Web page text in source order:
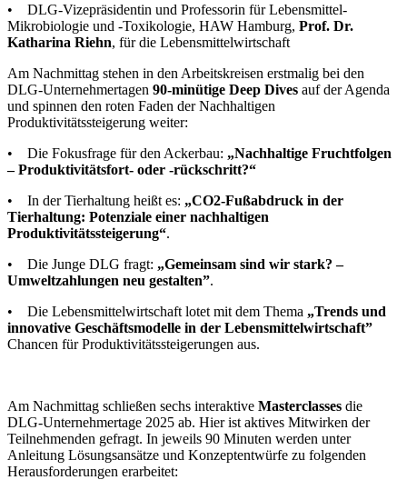
• DLG-Vizepräsidentin und Professorin für Lebensmittel-
Mikrobiologie und -Toxikologie, HAW Hamburg, Prof. Dr.
Katharina Riehn, für die Lebensmittelwirtschaft
Am Nachmittag stehen in den Arbeitskreisen erstmalig bei den
DLG-Unternehmertagen 90-minütige Deep Dives auf der Agenda
und spinnen den roten Faden der Nachhaltigen
Produktivitätssteigerung weiter:
• Die Fokusfrage für den Ackerbau: „Nachhaltige Fruchtfolgen
– Produktivitätsfort- oder -rückschritt?“
• In der Tierhaltung heißt es: „CO2-Fußabdruck in der
Tierhaltung: Potenziale einer nachhaltigen
Produktivitätssteigerung“.
• Die Junge DLG fragt: „Gemeinsam sind wir stark? –
Umweltzahlungen neu gestalten”.
• Die Lebensmittelwirtschaft lotet mit dem Thema „Trends und
innovative Geschäftsmodelle in der Lebensmittelwirtschaft”
Chancen für Produktivitätssteigerungen aus.
Am Nachmittag schließen sechs interaktive Masterclasses die
DLG-Unternehmertage 2025 ab. Hier ist aktives Mitwirken der
Teilnehmenden gefragt. In jeweils 90 Minuten werden unter
Anleitung Lösungsansätze und Konzeptentwürfe zu folgenden
Herausforderungen erarbeitet: